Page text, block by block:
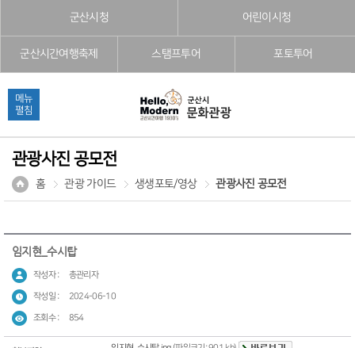
군산시청 어린이시청
군산시간여행축제 스탬프투어 포토투어
메뉴
펼침
관광사진 공모전
홈 관광 가이드 생생포토/영상 관광사진 공모전
임지현_수시탑
작성자 : 총관리자
작성일 : 2024-06-10
조회수 : 854